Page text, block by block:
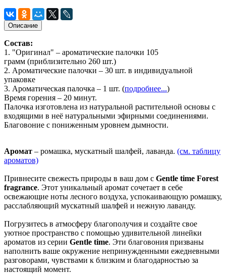
Описание
Состав:
1. "Оригинал" – ароматические палочки 105
грамм (приблизительно 260 шт.)
2. Ароматические палочки – 30 шт. в индивидуальной
упаковке
3. Ароматическая палочка – 1 шт. (подробнее...)
Время горения – 20 минут.
Палочка изготовлена из натуральной растительной основы с
входящими в неё натуральными эфирными соединениями.
Благовоние с пониженным уровнем дымности.
Аромат – ромашка, мускатный шалфей, лаванда. (см. таблицу
ароматов)
Привнесите свежесть природы в ваш дом с Gentle time Forest
fragrance. Этот уникальный аромат сочетает в себе
освежающие ноты лесного воздуха, успокаивающую ромашку,
расслабляющий мускатный шалфей и нежную лаванду.
Погрузитесь в атмосферу благополучия и создайте свое
уютное пространство с помощью удивительной линейки
ароматов из серии Gentle time. Эти благовония призваны
наполнить ваше окружение непринужденными ежедневными
разговорами, чувствами к близким и благодарностью за
настоящий момент.